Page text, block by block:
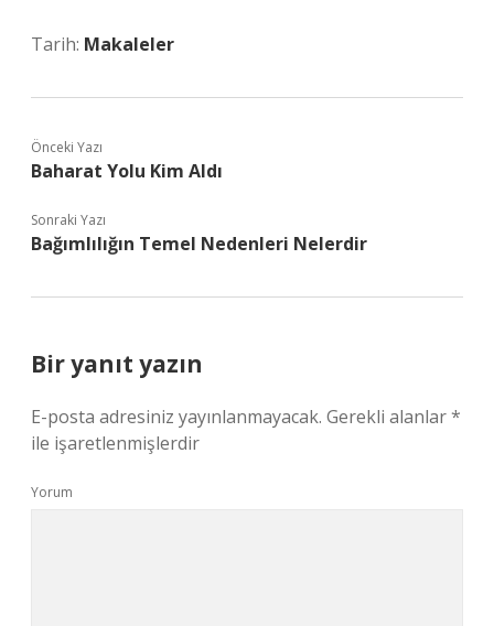
Tarih: Makaleler
Önceki Yazı
Baharat Yolu Kim Aldı
Sonraki Yazı
Bağımlılığın Temel Nedenleri Nelerdir
Bir yanıt yazın
E-posta adresiniz yayınlanmayacak. Gerekli alanlar*
ile işaretlenmişlerdir
Yorum